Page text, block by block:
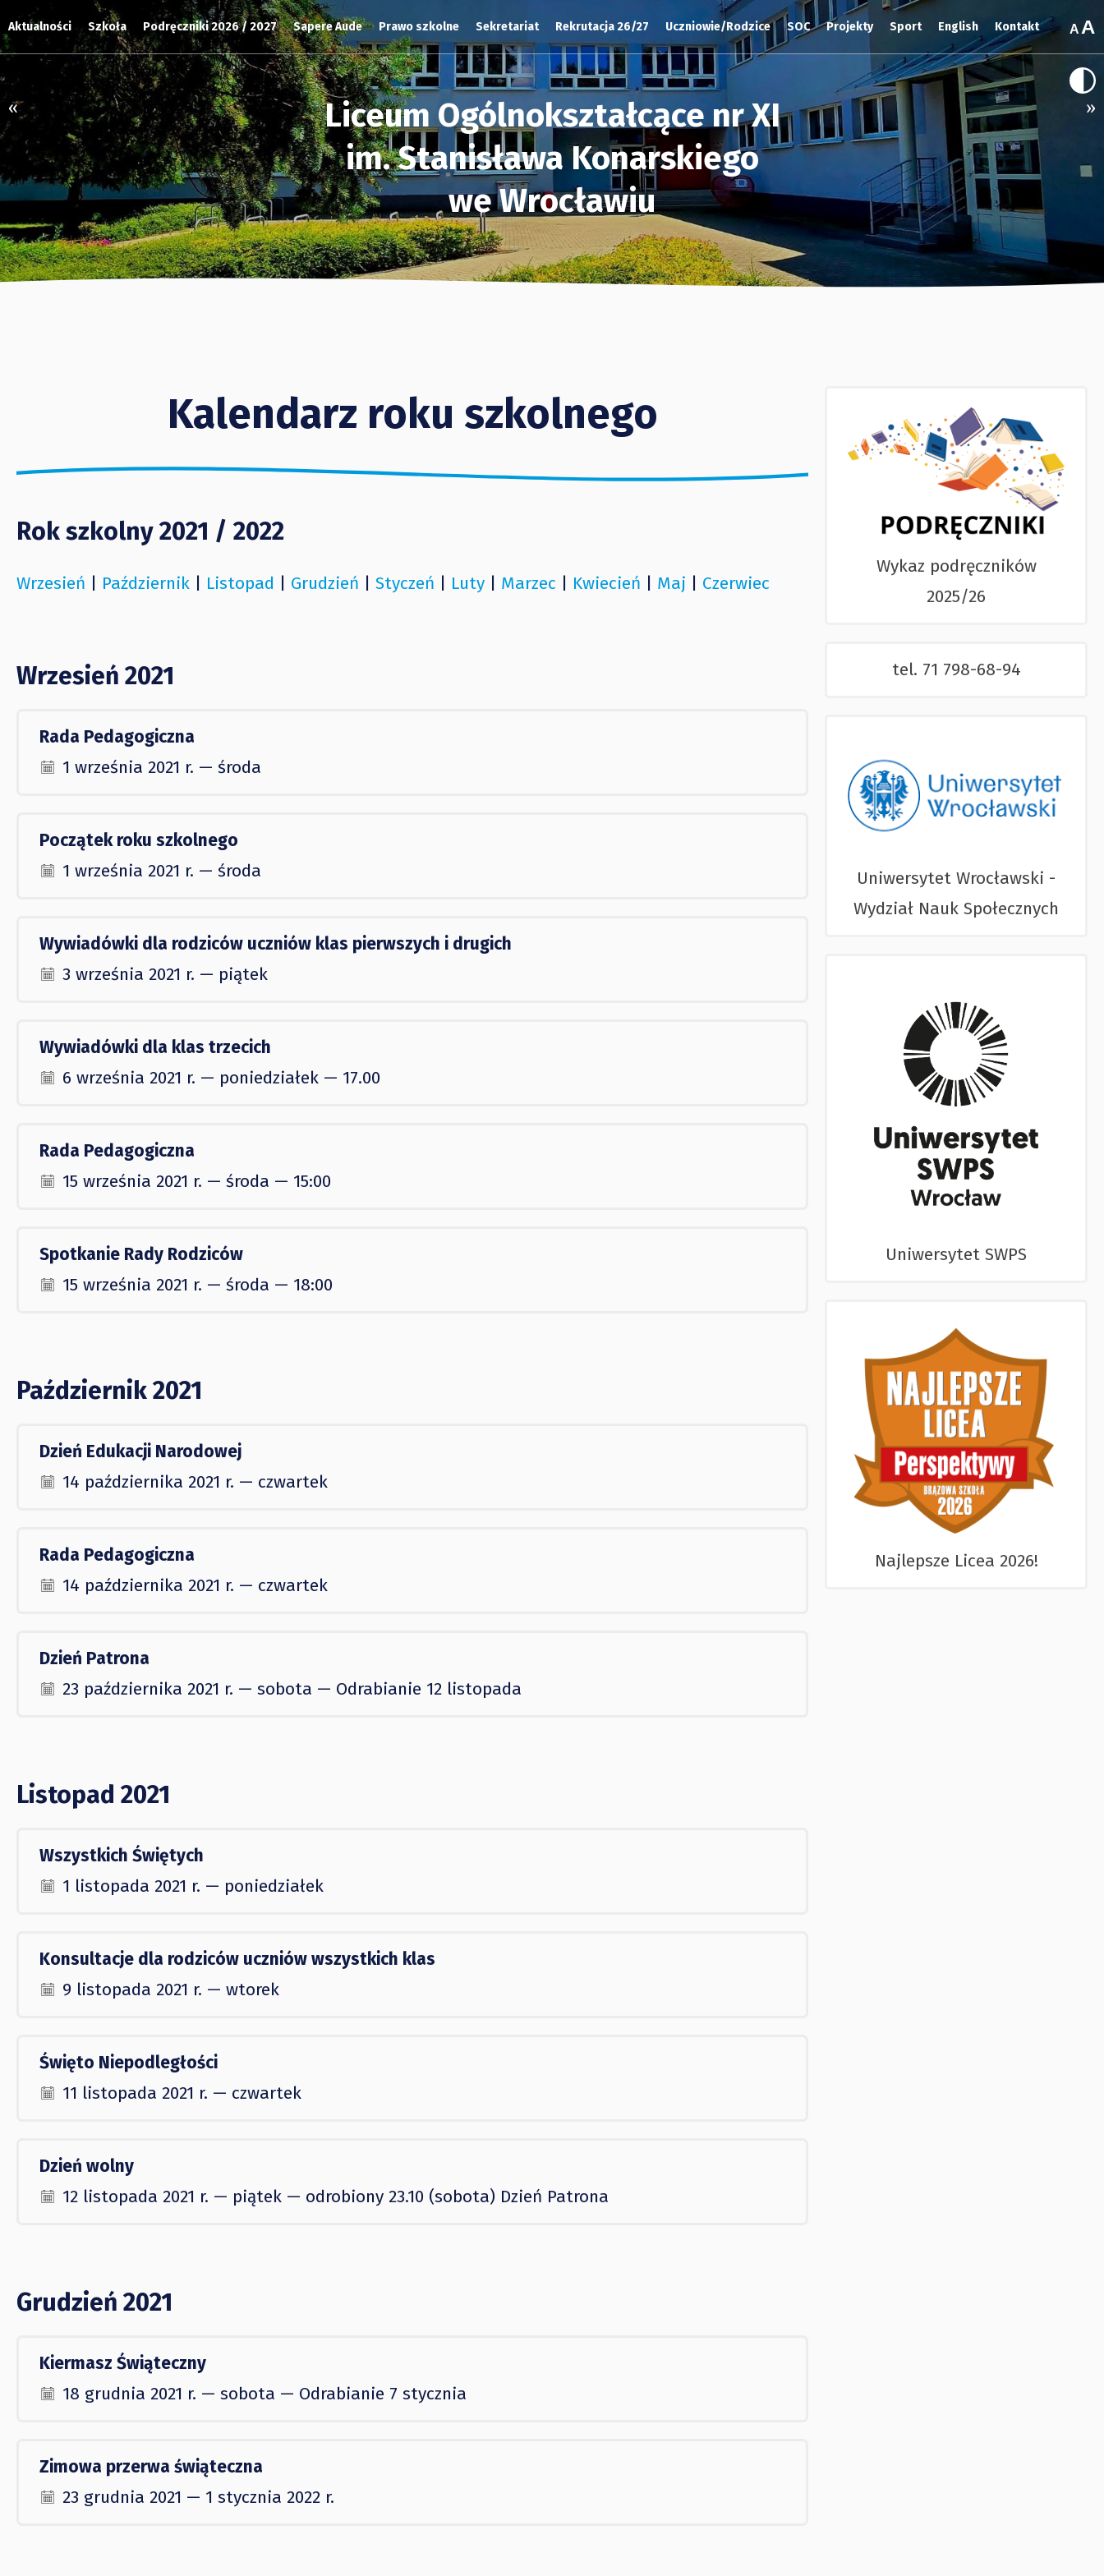
Liceum Ogólnokształcące nr XI
im. Stanisława Konarskiego
we Wrocławiu
« »
Aktualności Szkoła Podręczniki 2026 / 2027 Sapere Aude Prawo szkolne Sekretariat Rekrutacja 26/27 Uczniowie/Rodzice SOC Projekty Sport English Kontakt
Kalendarz roku szkolnego
Rok szkolny 2021 / 2022
Wrzesień | Październik | Listopad | Grudzień | Styczeń | Luty | Marzec | Kwiecień | Maj | Czerwiec
Wrzesień 2021
Rada Pedagogiczna
1 września 2021 r. — środa
Początek roku szkolnego
1 września 2021 r. — środa
Wywiadówki dla rodziców uczniów klas pierwszych i drugich
3 września 2021 r. — piątek
Wywiadówki dla klas trzecich
6 września 2021 r. — poniedziałek — 17.00
Rada Pedagogiczna
15 września 2021 r. — środa — 15:00
Spotkanie Rady Rodziców
15 września 2021 r. — środa — 18:00
Październik 2021
Dzień Edukacji Narodowej
14 października 2021 r. — czwartek
Rada Pedagogiczna
14 października 2021 r. — czwartek
Dzień Patrona
23 października 2021 r. — sobota — Odrabianie 12 listopada
Listopad 2021
Wszystkich Świętych
1 listopada 2021 r. — poniedziałek
Konsultacje dla rodziców uczniów wszystkich klas
9 listopada 2021 r. — wtorek
Święto Niepodległości
11 listopada 2021 r. — czwartek
Dzień wolny
12 listopada 2021 r. — piątek — odrobiony 23.10 (sobota) Dzień Patrona
Grudzień 2021
Kiermasz Świąteczny
18 grudnia 2021 r. — sobota — Odrabianie 7 stycznia
Zimowa przerwa świąteczna
23 grudnia 2021 — 1 stycznia 2022 r.
Wykaz podręczników
2025/26
tel. 71 798-68-94
Uniwersytet Wrocławski -
Wydział Nauk Społecznych
Uniwersytet SWPS
Najlepsze Licea 2026!